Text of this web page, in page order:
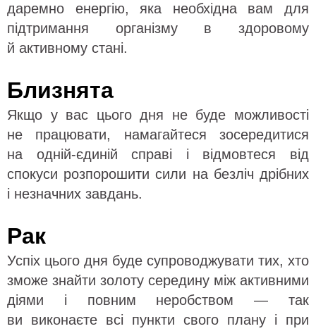
даремно енергію, яка необхідна вам для
підтримання організму в здоровому
й активному стані.
Близнята
Якщо у вас цього дня не буде можливості
не працювати, намагайтеся зосередитися
на одній-єдиній справі і відмовтеся від
спокуси розпорошити сили на безліч дрібних
і незначних завдань.
Рак
Успіх цього дня буде супроводжувати тих, хто
зможе знайти золоту середину між активними
діями і повним неробством — так
ви виконаєте всі пункти свого плану і при